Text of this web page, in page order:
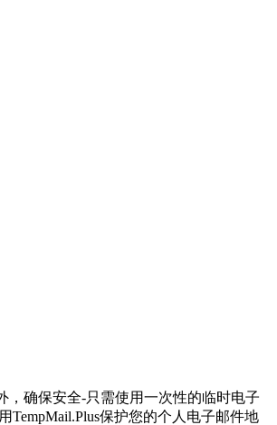
，确保安全-只需使用一次性的临时电子
TempMail.Plus保护您的个人电子邮件地